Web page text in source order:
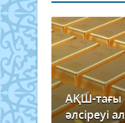
АҚШ-тағы
әлсіреуі